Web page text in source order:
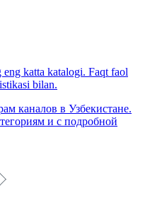
katta katalogi. Faqt faol
bilan.
каналов в Узбекистане.
и с подробной